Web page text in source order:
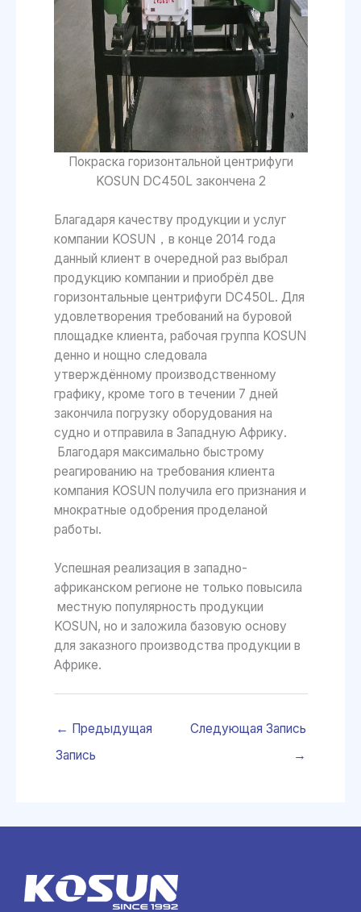
Покраска горизонтальной центрифуги
KOSUN DC450L закончена 2
Благадаря качеству продукции и услуг
компании KOSUN，в конце 2014 года
данный клиент в очередной раз выбрал
продукцию компании и приобрёл две
горизонтальные центрифуги DC450L. Для
удовлетворения требований на буровой
площадке клиента, рабочая группа KOSUN
денно и нощно следовала
утверждённому производственному
графику, кроме того в течении 7 дней
закончила погрузку оборудования на
судно и отправила в Западную Африку.
Благодаря максимально быстрому
реагированию на требования клиента
компания KOSUN получила его признания и
мнократные одобрения проделаной
работы.
Успешная реализация в западно-
африканском регионе не только повысила
местную популярность продукции
KOSUN, но и заложила базовую основу
для заказного производства продукции в
Африке.
← Предыдущая
Запись
Следующая Запись
→